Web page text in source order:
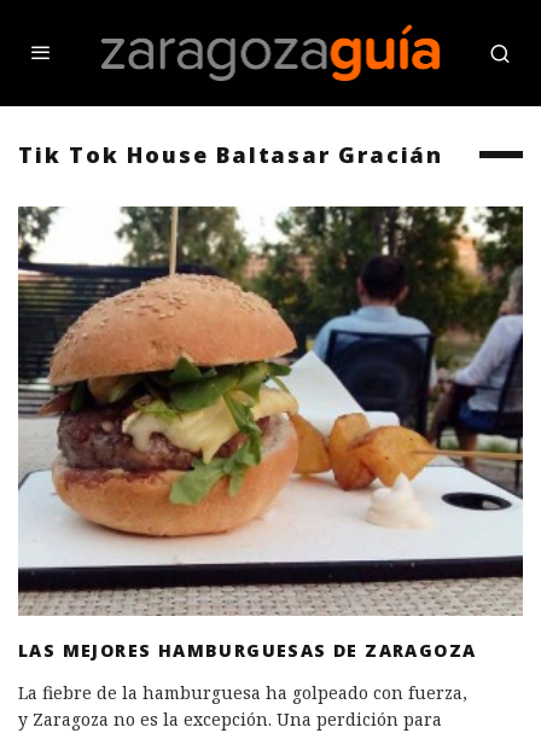
Tik Tok House Baltasar Gracián
LAS MEJORES HAMBURGUESAS DE ZARAGOZA
La fiebre de la hamburguesa ha golpeado con fuerza,
y Zaragoza no es la excepción. Una perdición para